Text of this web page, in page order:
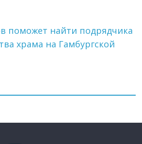
поможет найти подрядчика
храма на Гамбургской